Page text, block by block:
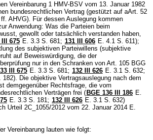
Vereinbarung 1 HMV-BSV vom 13. Januar 1982
bundesrechtlichen Vertrag (gestützt auf aArt. 52
AHVG). Für dessen Auslegung kommen
Anwendung: Was die Parteien beim
gewollt oder tatsächlich verstanden haben,
III 675 E. 3.3 S. 681; 131 III 606 E. 4.1 S. 611);
des subjektiven Parteiwillens (subjektive
auf Beweiswürdigung, die der
nur in den Schranken von Art. 105 BGG
III 675 E. 3.3 S. 681; 132 III 626 E. 3.1 S. 632;
182). Die objektive Vertragsauslegung nach dem
demgegenüber Rechtsfrage, die vom
Verträgen frei ( BGE 136 III 186 E.
E. 3.3 S. 181; 132 III 626 E. 3.1 S. 632)
Urteil 2C_1055/2012 vom 22. Januar 2014 E.
Vereinbarung lauten wie folgt: